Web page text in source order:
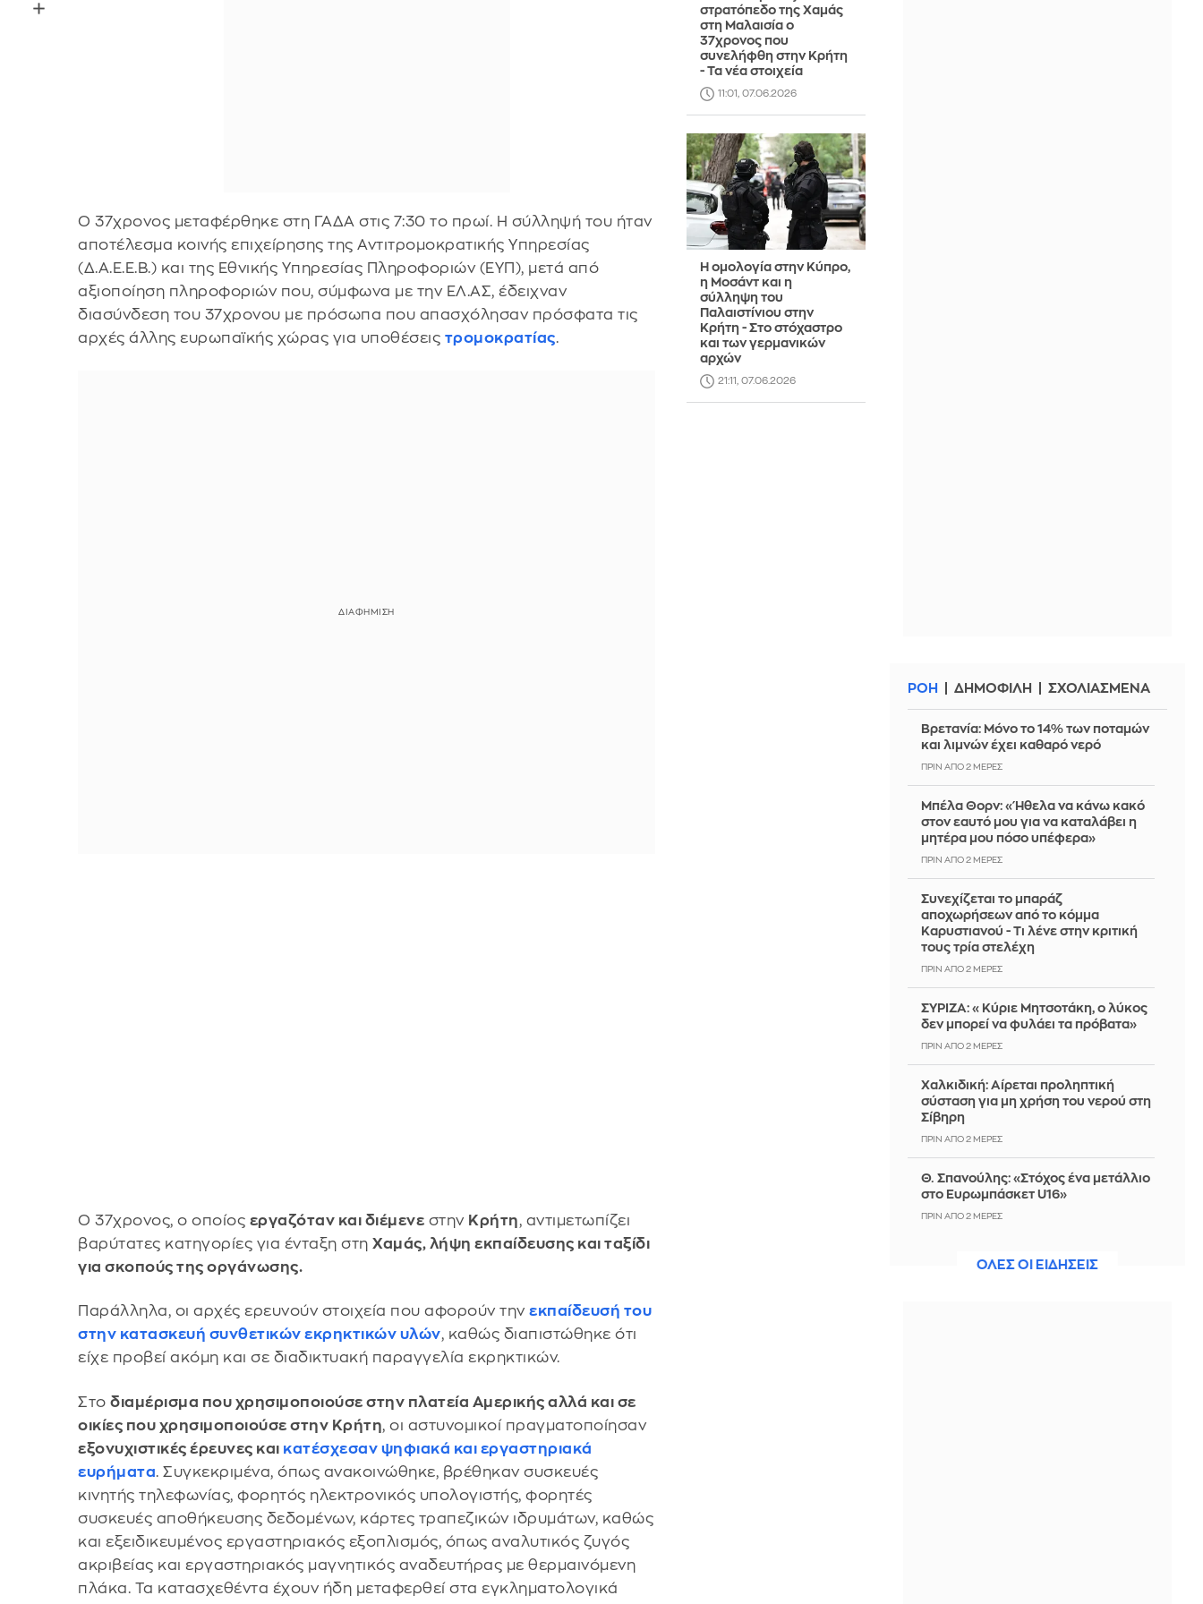
Ο 37χρονος μεταφέρθηκε στη ΓΑΔΑ στις 7:30 το πρωί. Η σύλληψή του ήταν
αποτέλεσμα κοινής επιχείρησης της Αντιτρομοκρατικής Υπηρεσίας
(Δ.Α.Ε.Ε.Β.) και της Εθνικής Υπηρεσίας Πληροφοριών (ΕΥΠ), μετά από
αξιοποίηση πληροφοριών που, σύμφωνα με την ΕΛ.ΑΣ, έδειχναν
διασύνδεση του 37χρονου με πρόσωπα που απασχόλησαν πρόσφατα τις
αρχές άλλης ευρωπαϊκής χώρας για υποθέσεις τρομοκρατίας.
​Ο 37χρονος, ο οποίος εργαζόταν και διέμενε στην Κρήτη, αντιμετωπίζει
βαρύτατες κατηγορίες για ένταξη στηΧαμάς, λήψη εκπαίδευσης και ταξίδι
για σκοπούς της οργάνωσης.
Παράλληλα, οι αρχές ερευνούν στοιχεία που αφορούν τηνεκπαίδευσή του
στην κατασκευή συνθετικών εκρηκτικών υλών, καθώς διαπιστώθηκε ότι
είχε προβεί ακόμη και σε διαδικτυακή παραγγελία εκρηκτικών.
​Στοδιαμέρισμα που χρησιμοποιούσε στην πλατεία Αμερικής αλλά και σε
οικίες που χρησιμοποιούσε στην Κρήτη, οι αστυνομικοί πραγματοποίησαν
εξονυχιστικές έρευνες και κατέσχεσαν ψηφιακά και εργαστηριακά
ευρήματα. Συγκεκριμένα, όπως ανακοινώθηκε, βρέθηκαν συσκευές
κινητής τηλεφωνίας, φορητός ηλεκτρονικός υπολογιστής, φορητές
συσκευές αποθήκευσης δεδομένων, κάρτες τραπεζικών ιδρυμάτων, καθώς
και εξειδικευμένος εργαστηριακός εξοπλισμός, όπως αναλυτικός ζυγός
ακριβείας και εργαστηριακός μαγνητικός αναδευτήρας με θερμαινόμενη
πλάκα. Τα κατασχεθέντα έχουν ήδη μεταφερθεί στα εγκληματολογικά
στρατόπεδο της Χαμάς
στη Μαλαισία ο
37χρονος που
συνελήφθη στην Κρήτη
- Τα νέα στοιχεία
11:01, 07.06.2026
Η ομολογία στην Κύπρο,
η Μοσάντ και η
σύλληψη του
Παλαιστίνιου στην
Κρήτη - Στο στόχαστρο
και των γερμανικών
αρχών
21:11, 07.06.2026
ΡΟΗ ΔΗΜΟΦΙΛΗ ΣΧΟΛΙΑΣΜΕΝΑ
Βρετανία: Μόνο το 14% των ποταμών
και λιμνών έχει καθαρό νερό
ΠΡΙΝ ΑΠΌ 2 ΜΈΡΕΣ
Μπέλα Θορν: «Ήθελα να κάνω κακό
στον εαυτό μου για να καταλάβει η
μητέρα μου πόσο υπέφερα»
ΠΡΙΝ ΑΠΌ 2 ΜΈΡΕΣ
Συνεχίζεται το μπαράζ
αποχωρήσεων από το κόμμα
Καρυστιανού - Τι λένε στην κριτική
τους τρία στελέχη
ΠΡΙΝ ΑΠΌ 2 ΜΈΡΕΣ
ΣΥΡΙΖΑ: «Κύριε Μητσοτάκη, ο λύκος
δεν μπορεί να φυλάει τα πρόβατα»
ΠΡΙΝ ΑΠΌ 2 ΜΈΡΕΣ
Χαλκιδική: Αίρεται προληπτική
σύσταση για μη χρήση του νερού στη
Σίβηρη
ΠΡΙΝ ΑΠΌ 2 ΜΈΡΕΣ
Θ. Σπανούλης: «Στόχος ένα μετάλλιο
στο Ευρωμπάσκετ U16»
ΠΡΙΝ ΑΠΌ 2 ΜΈΡΕΣ
ενεργοποίηση της Κάρτας Αγρότη
ΟΛΕΣ ΟΙ ΕΙΔΗΣΕΙΣ